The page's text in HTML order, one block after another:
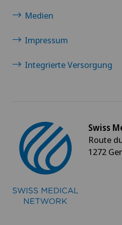
Medien
Impressum
Integrierte Versorgung
Swiss
Route
1272